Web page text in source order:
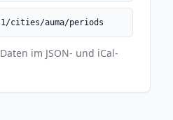
cities/auma/periods
im JSON- und iCal-